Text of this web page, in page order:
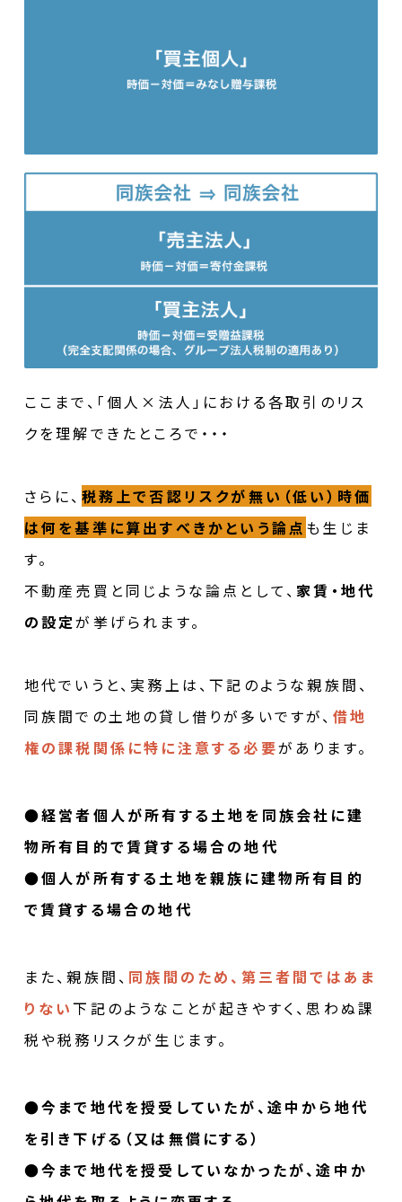
ここまで、「個人×法人」における各取引のリス
クを理解できたところで・・・
さらに、 税務上で否認リスクが無い（低い）時価
は何を基準に算出すべきかという論点 も生じま
す。
不動産売買と同じような論点として、家賃・地代
の設定が挙げられます。
地代でいうと、実務上は、下記のような親族間、
同族間での土地の貸し借りが多いですが、 借地
権の課税関係に特に注意する必要があります。
●経営者個人が所有する土地を同族会社に建
物所有目的で賃貸する場合の地代
●個人が所有する土地を親族に建物所有目的
で賃貸する場合の地代
また、親族間、 同族間のため、第三者間ではあま
りない下記のようなことが起きやすく、思わぬ課
税や税務リスクが生じます。
●今まで地代を授受していたが、途中から地代
を引き下げる（又は無償にする）
●今まで地代を授受していなかったが、途中か